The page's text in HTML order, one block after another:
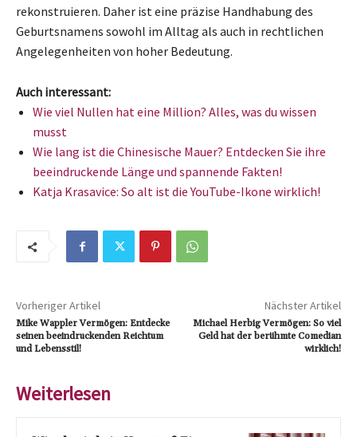
rekonstruieren. Daher ist eine präzise Handhabung des
Geburtsnamens sowohl im Alltag als auch in rechtlichen
Angelegenheiten von hoher Bedeutung.
Auch interessant:
Wie viel Nullen hat eine Million? Alles, was du wissen
musst
Wie lang ist die Chinesische Mauer? Entdecken Sie ihre
beeindruckende Länge und spannende Fakten!
Katja Krasavice: So alt ist die YouTube-Ikone wirklich!
Vorheriger Artikel
Mike Wappler Vermögen: Entdecke
seinen beeindruckenden Reichtum
und Lebensstil!
Nächster Artikel
Michael Herbig Vermögen: So viel
Geld hat der berühmte Comedian
wirklich!
Weiterlesen